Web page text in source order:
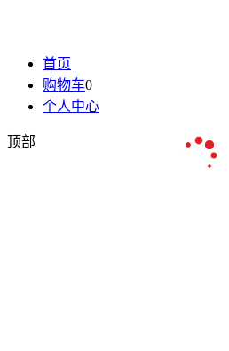
首页
购物车0
个人中心
顶部